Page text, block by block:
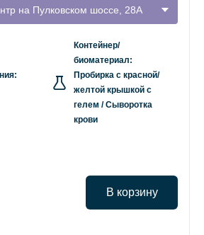
на Пулковском шоссе, 28А
Контейнер/
биоматериал:
Пробирка с красной/
желтой крышкой с
гелем / Сыворотка
крови
В корзину